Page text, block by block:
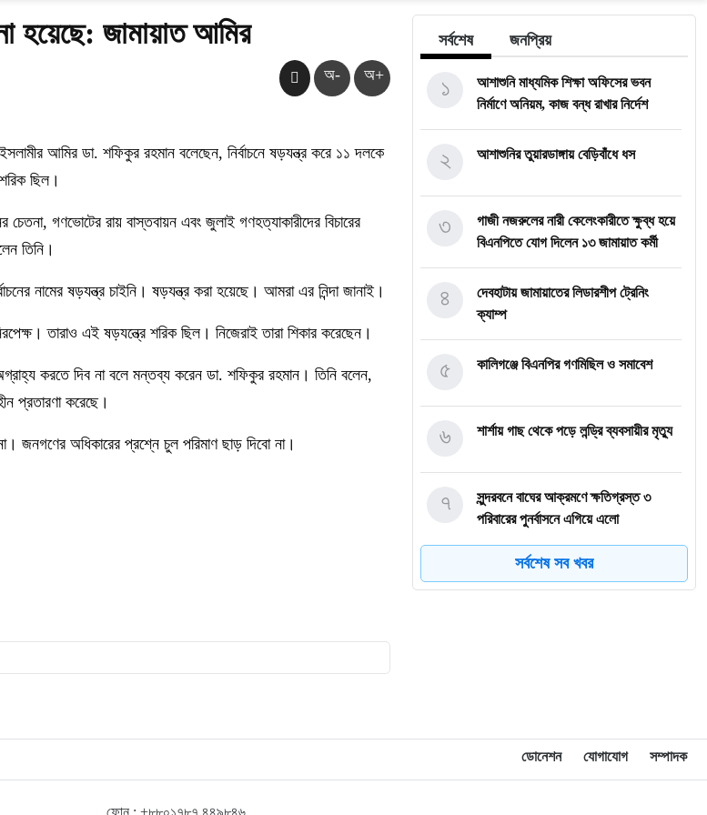
হয়েছে: জামায়াত আমির
অ- অ+
আমির ডা. শফিকুর রহমান বলেছেন, নির্বাচনে ষড়যন্ত্র করে ১১ দলকে
ছিল।
গণভোটের রায় বাস্তবায়ন এবং জুলাই গণহত্যাকারীদের বিচারের
তিনি।
নামের ষড়যন্ত্র চাইনি। ষড়যন্ত্র করা হয়েছে। আমরা এর নিন্দা জানাই।
তারাও এই ষড়যন্ত্রে শরিক ছিল। নিজেরাই তারা শিকার করেছেন।
করতে দিব না বলে মন্তব্য করেন ডা. শফিকুর রহমান। তিনি বলেন,
প্রতারণা করেছে।
জনগণের অধিকারের প্রশ্নে চুল পরিমাণ ছাড় দিবো না।
সর্বশেষ জনপ্রিয়
আশাশুনি মাধ্যমিক শিক্ষা অফিসের ভবন
নির্মাণে অনিয়ম, কাজ বন্ধ রাখার নির্দেশ
১
আশাশুনির তুয়ারডাঙ্গায় বেড়িবাঁধে ধস
২
গাজী নজরুলের নারী কেলেংকারীতে ক্ষুব্ধ হয়ে
বিএনপিতে যোগ দিলেন ১৩ জামায়াত কর্মী
৩
দেবহাটায় জামায়াতের লিডারশীপ ট্রেনিং
ক্যাম্প
৪
কালিগঞ্জে বিএনপির গণমিছিল ও সমাবেশ
৫
শার্শায় গাছ থেকে পড়ে লন্ড্রি ব্যবসায়ীর মৃত্যু
৬
সুন্দরবনে বাঘের আক্রমণে ক্ষতিগ্রস্ত ৩
পরিবারের পুনর্বাসনে এগিয়ে এলো
৭
শ্যামনগরে নারীর ঘর থেকে বস্ত্রহীন যুবদল
৮
জয়সওয়াল
১০
সর্বশেষ সব খবর
ডোনেশন যোগাযোগ সম্পাদক